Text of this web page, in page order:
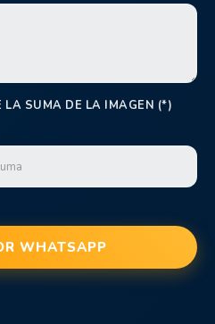
LA SUMA DE LA IMAGEN (*)